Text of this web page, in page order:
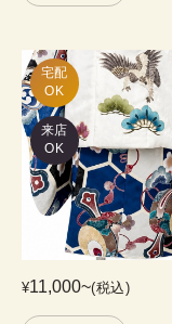
宅配
OK
来店
OK
¥11,000~(税込)